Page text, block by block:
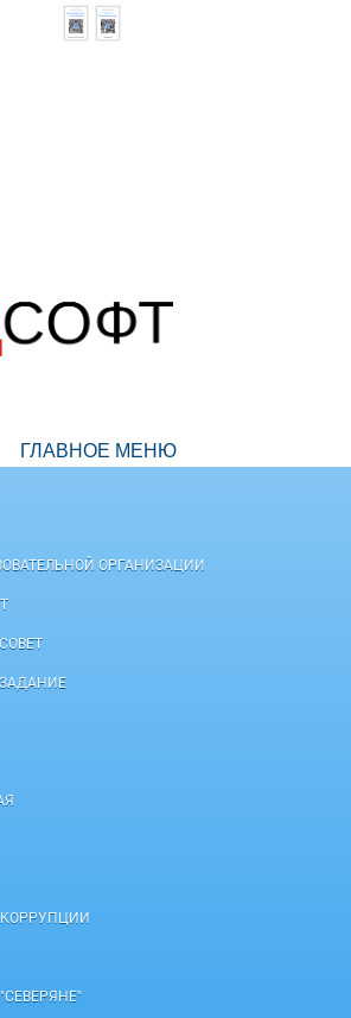
ГЛАВНОЕ МЕНЮ
ОРГАНИЗАЦИИ